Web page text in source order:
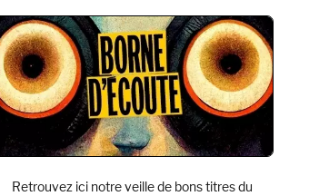
Retrouvez ici notre veille de bons titres du